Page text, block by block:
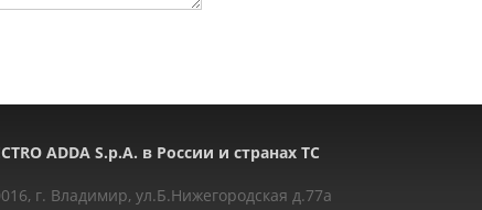
ADDA S.p.A. в России и странах ТС
г. Владимир, ул.Б.Нижегородская д.77a